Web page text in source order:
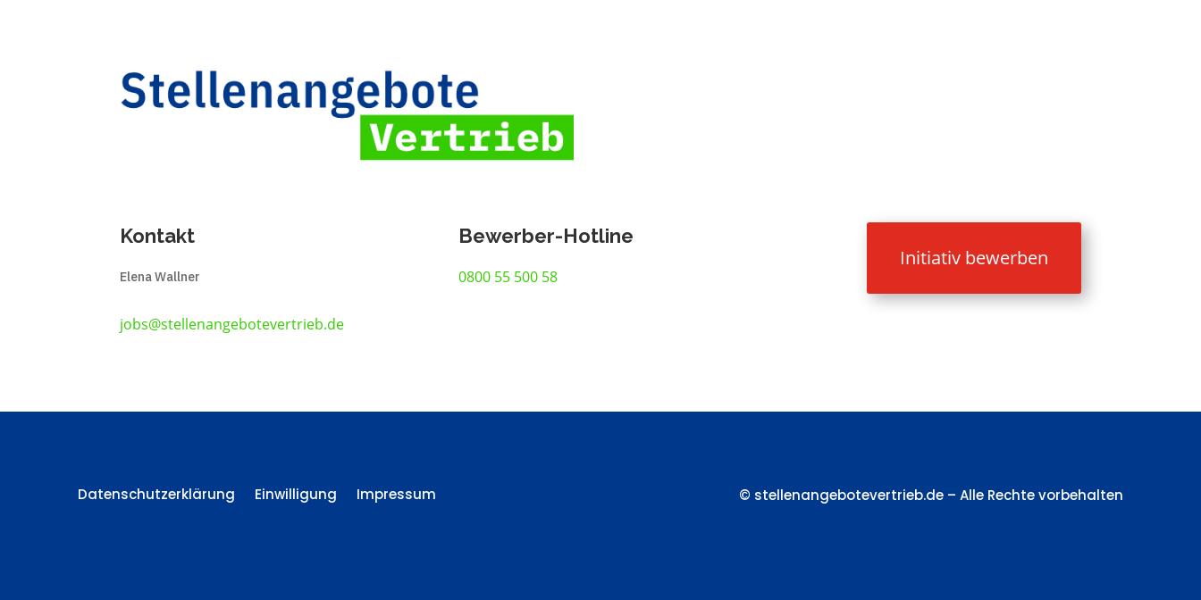
Kontakt
Elena Wallner
jobs@stellenangebotevertrieb.de
Bewerber-Hotline
0800 55 500 58
Initiativ bewerben
Datenschutzerklärung Einwilligung Impressum © stellenangebotevertrieb.de – Alle Rechte vorbehalten